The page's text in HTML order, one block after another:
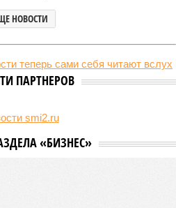
реализуются меры,
и институциональное
на поясах керешу.
но также утвердили
закрепив
субъекта. Согласно
введены удостоверения и
Чувашии международного